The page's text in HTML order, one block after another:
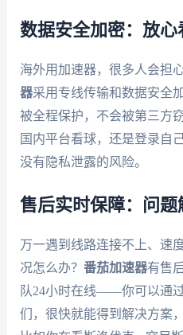
数据安全加密：放心
海外用加速器，很多人会担
器采用专线传输和数据安全
被全程保护，不会被第三方
国内平台看球，还是登录自
没有隐私泄露的风险。
售后实时保障：问
万一遇到线路连接不上、速
况怎么办？ 番茄加速器有售
队24小时在线——你可以通
们，很快就能得到解决方案